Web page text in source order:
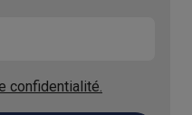
confidentialité.